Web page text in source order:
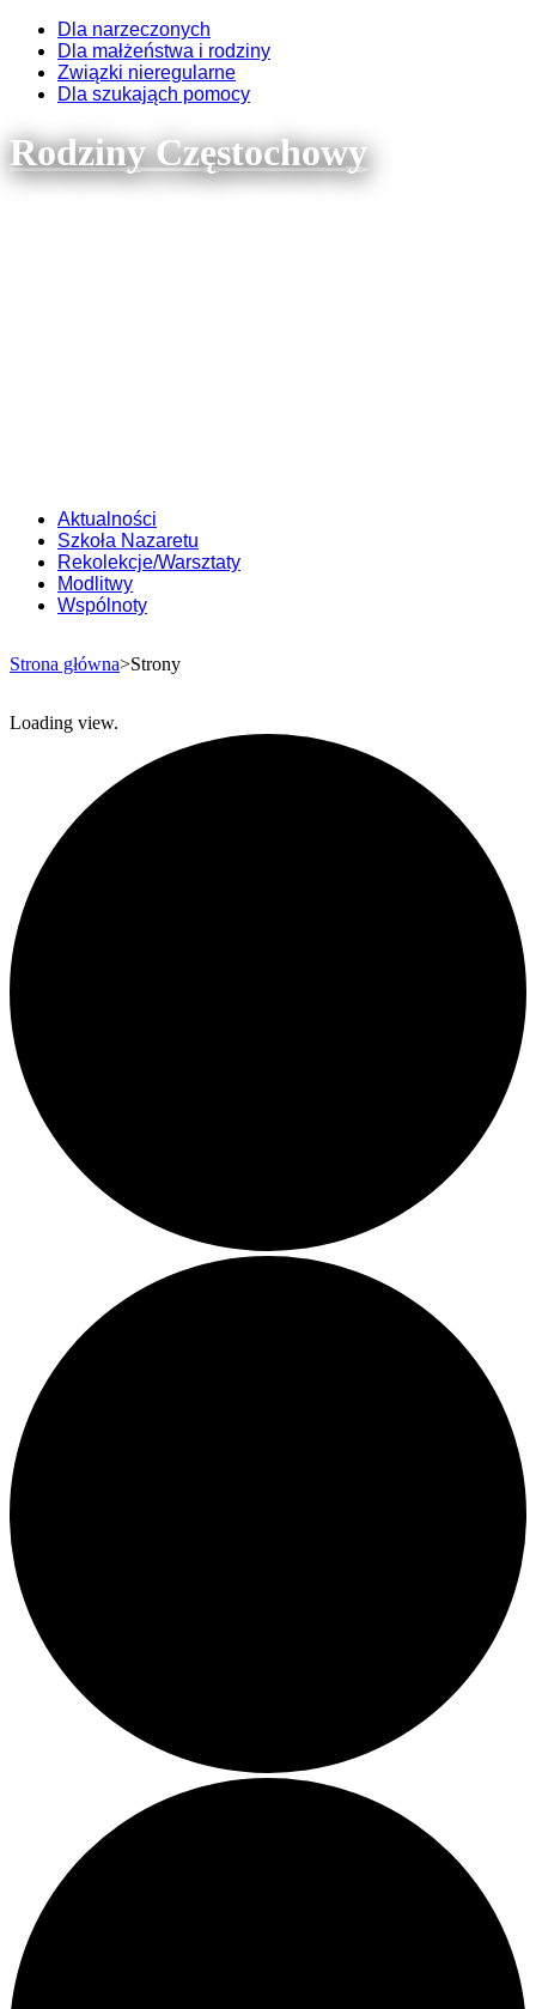
Dla narzeczonych
Dla małżeństwa i rodziny
Związki nieregularne
Dla szukająch pomocy
Rodziny Częstochowy
Aktualności
Szkoła Nazaretu
Rekolekcje/Warsztaty
Modlitwy
Wspólnoty
Strona główna>Strony
Loading view.